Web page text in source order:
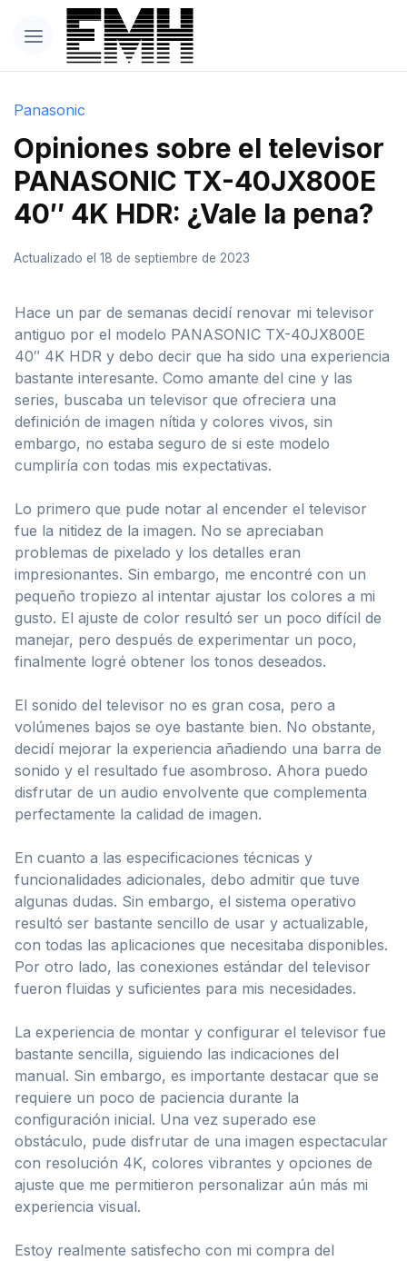
Panasonic
Opiniones sobre el televisor
PANASONIC TX-40JX800E
40″ 4K HDR: ¿Vale la pena?
Actualizado el 18 de septiembre de 2023
Hace un par de semanas decidí renovar mi televisor
antiguo por el modelo PANASONIC TX-40JX800E
40″ 4K HDR y debo decir que ha sido una experiencia
bastante interesante. Como amante del cine y las
series, buscaba un televisor que ofreciera una
definición de imagen nítida y colores vivos, sin
embargo, no estaba seguro de si este modelo
cumpliría con todas mis expectativas.
Lo primero que pude notar al encender el televisor
fue la nitidez de la imagen. No se apreciaban
problemas de pixelado y los detalles eran
impresionantes. Sin embargo, me encontré con un
pequeño tropiezo al intentar ajustar los colores a mi
gusto. El ajuste de color resultó ser un poco difícil de
manejar, pero después de experimentar un poco,
finalmente logré obtener los tonos deseados.
El sonido del televisor no es gran cosa, pero a
volúmenes bajos se oye bastante bien. No obstante,
decidí mejorar la experiencia añadiendo una barra de
sonido y el resultado fue asombroso. Ahora puedo
disfrutar de un audio envolvente que complementa
perfectamente la calidad de imagen.
En cuanto a las especificaciones técnicas y
funcionalidades adicionales, debo admitir que tuve
algunas dudas. Sin embargo, el sistema operativo
resultó ser bastante sencillo de usar y actualizable,
con todas las aplicaciones que necesitaba disponibles.
Por otro lado, las conexiones estándar del televisor
fueron fluidas y suficientes para mis necesidades.
La experiencia de montar y configurar el televisor fue
bastante sencilla, siguiendo las indicaciones del
manual. Sin embargo, es importante destacar que se
requiere un poco de paciencia durante la
configuración inicial. Una vez superado ese
obstáculo, pude disfrutar de una imagen espectacular
con resolución 4K, colores vibrantes y opciones de
ajuste que me permitieron personalizar aún más mi
experiencia visual.
Estoy realmente satisfecho con mi compra del